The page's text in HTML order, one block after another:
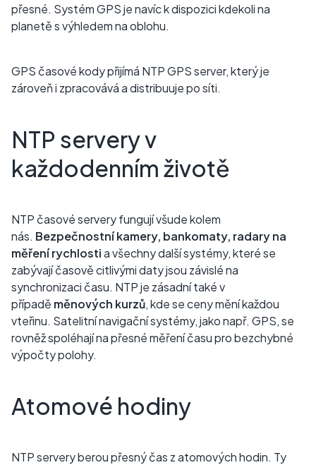
přesné. Systém GPS je navíc k dispozici kdekoli na
planetě s výhledem na oblohu.
GPS časové kody přijímá NTP GPS server, který je
zároveň i zpracovává a distribuuje po síti.
NTP servery v
každodenním životě
NTP časové servery fungují všude kolem
nás. Bezpečnostní kamery, bankomaty, radary na
měření rychlostia všechny další systémy, které se
zabývají časově citlivými daty jsou závislé na
synchronizaci času. NTP je zásadní také v
případě měnových kurzů, kde se ceny mění každou
vteřinu. Satelitní navigační systémy, jako např. GPS, se
rovněž spoléhají na přesné měření času pro bezchybné
výpočty polohy.
Atomové hodiny
NTP servery berou přesný čas z atomových hodin. Ty